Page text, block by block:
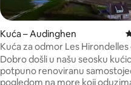
Kuća – Audinghen
Kuća za odmor Les Hirondelles
Caps
Dobro došli u našu seosku
potpuno renoviranu
pogledom na more koji